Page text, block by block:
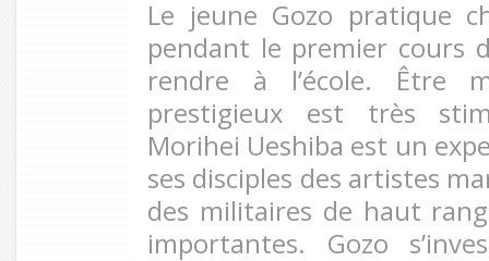
Le jeune Gozo pratique
pendant le premier cours
rendre à l’école. Être
prestigieux est très
Morihei Ueshiba est un
ses disciples des artistes
des militaires de haut
importantes. Gozo